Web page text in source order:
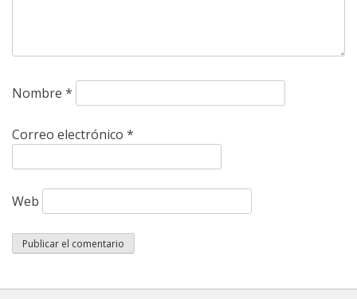
Nombre *
Correo electrónico *
Web